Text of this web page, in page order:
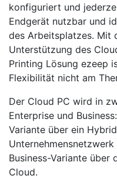
konfiguriert und
Endgerät nutzbar und
des Arbeitsplatzes. Mit
Unterstützung des
Printing Lösung ezeep
Flexibilität nicht am
Der Cloud PC wird in
Enterprise und
Variante über ein
Business-Variante über
Cloud.